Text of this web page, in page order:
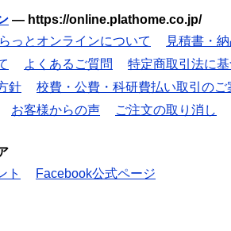
— https://online.plathome.co.jp/
っとオンラインについて
見積書・
よくあるご質問
特定商取引法に
針
校費・公費・科研費払い取引のご
お客様からの声 ご注文の取り消し
ト
Facebook公式ページ